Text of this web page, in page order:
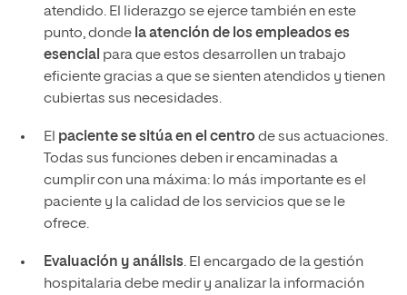
atendido. El liderazgo se ejerce también en este
punto, donde la atención de los empleados es
esencial para que estos desarrollen un trabajo
eficiente gracias a que se sienten atendidos y tienen
cubiertas sus necesidades.
El paciente se sitúa en el centrode sus actuaciones.
Todas sus funciones deben ir encaminadas a
cumplir con una máxima: lo más importante es el
paciente y la calidad de los servicios que se le
ofrece.
Evaluación y análisis. El encargado de la gestión
hospitalaria debe medir y analizar la información